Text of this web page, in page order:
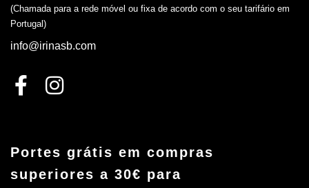
(Chamada para a rede móvel ou fixa de acordo com o seu tarifário em
Portugal)
info@irinasb.com
Portes grátis em compras
superiores a 30€ para